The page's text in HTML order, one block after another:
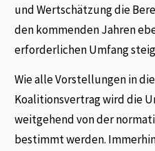
und Wertschätzung die
den kommenden Jahren
erforderlichen Umfang
Wie alle Vorstellungen in
Koalitionsvertrag wird die
weitgehend von der
bestimmt werden.